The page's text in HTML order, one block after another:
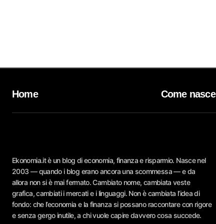
Ekonomia.it è un blog di economia, finanza e risparmio. Nasce nel
2003 — quando i blog erano ancora una scommessa — e da
allora non si è mai fermato. Cambiato nome, cambiata veste
grafica, cambiati i mercati e i linguaggi. Non è cambiata l’idea di
fondo: che l’economia e la finanza si possano raccontare con rigore
e senza gergo inutile, a chi vuole capire davvero cosa succede.
Home Come nasce